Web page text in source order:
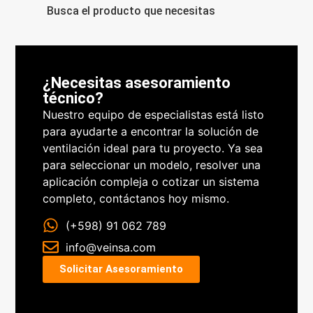
Busca el producto que necesitas
¿Necesitas asesoramiento
técnico?
Nuestro equipo de especialistas está listo
para ayudarte a encontrar la solución de
ventilación ideal para tu proyecto. Ya sea
para seleccionar un modelo, resolver una
aplicación compleja o cotizar un sistema
completo, contáctanos hoy mismo.
(+598) 91 062 789
info@veinsa.com
Solicitar Asesoramiento